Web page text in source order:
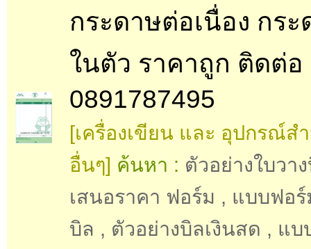
กระดาษต่อเนื่อง กระ
ในตัว ราคาถูก ติดต่อ
0891787495
[เครื่องเขียน และ อุปกรณ์ส
อื่นๆ] ค้นหา : ตัวอย่างใบวา
เสนอราคา ฟอร์ม , แบบฟอร์
บิล , ตัวอย่างบิลเงินสด , แบ